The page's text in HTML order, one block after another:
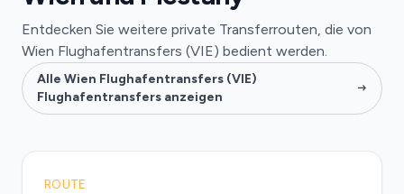
Entdecken Sie weitere private Transferrouten, die von
Wien Flughafentransfers (VIE) bedient werden.
Alle Wien Flughafentransfers (VIE)
Flughafentransfers anzeigen
ROUTE